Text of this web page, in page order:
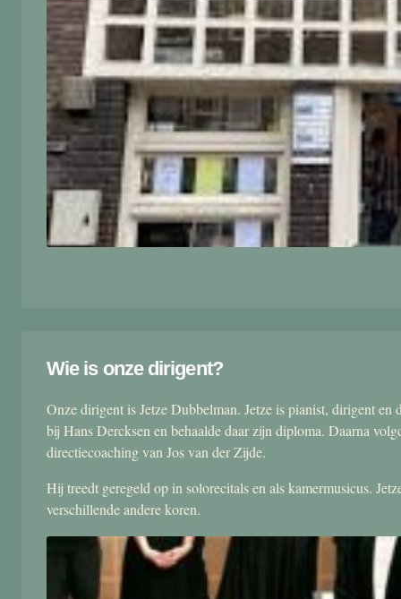
Wie is onze dirigent?
Onze dirigent is Jetze Dubbelman. Jetze is pianist, dirigent
bij Hans Dercksen en behaalde daar zijn diploma. Daarna
directiecoaching van Jos van der Zijde.
Hij treedt geregeld op in solorecitals en als kamermusicus.
verschillende andere koren.